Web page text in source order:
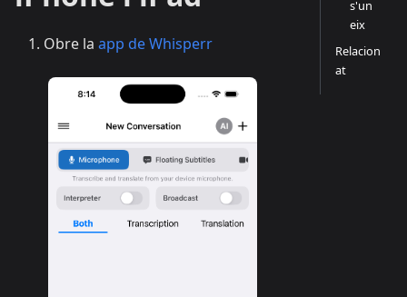
Obre la app de Whisperr
s'un
eix
Relacion
at